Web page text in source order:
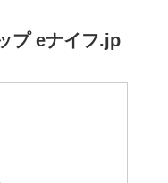
プ eナイフ.jp